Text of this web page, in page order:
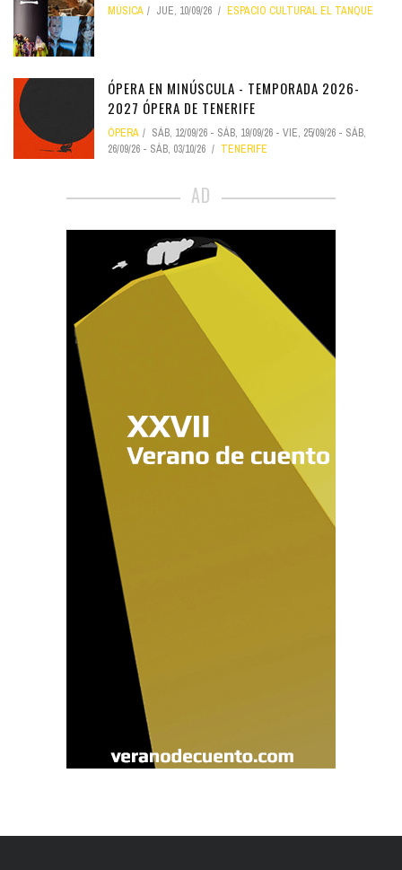
MÚSICA JUE, 10/09/26 ESPACIO CULTURAL EL TANQUE
ÓPERA EN MINÚSCULA - TEMPORADA 2026-
2027 ÓPERA DE TENERIFE
ÓPERA SÁB, 12/09/26 - SÁB, 19/09/26 - VIE, 25/09/26 - SÁB,
26/09/26 - SÁB, 03/10/26 TENERIFE
AD